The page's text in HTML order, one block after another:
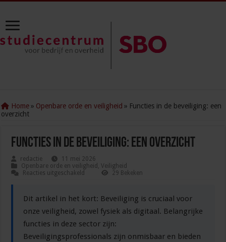
Home » Openbare orde en veiligheid » Functies in de beveiliging: een
overzicht
Functies in de beveiliging: een overzicht
redactie
11 mei 2026
Openbare orde en veiligheid ,Veiligheid
Reacties uitgeschakeld
beveiliging:
overzicht
29 Bekeken
Dit artikel in het kort: Beveiliging is cruciaal voor
onze veiligheid, zowel fysiek als digitaal. Belangrijke
functies in deze sector zijn:
Beveiligingsprofessionals zijn onmisbaar en bieden